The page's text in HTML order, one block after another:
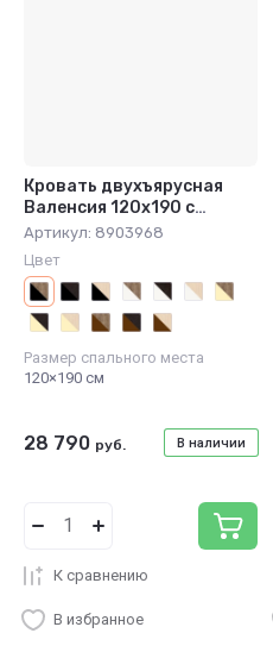
Кровать двухъярусная
Валенсия 120х190 с
ящиками чёрный/дуб
крафт табак
Артикул: 8903968
Цвет
Размер спального места
120×190 см
В наличии
28 790 руб.
К сравнению
В избранное